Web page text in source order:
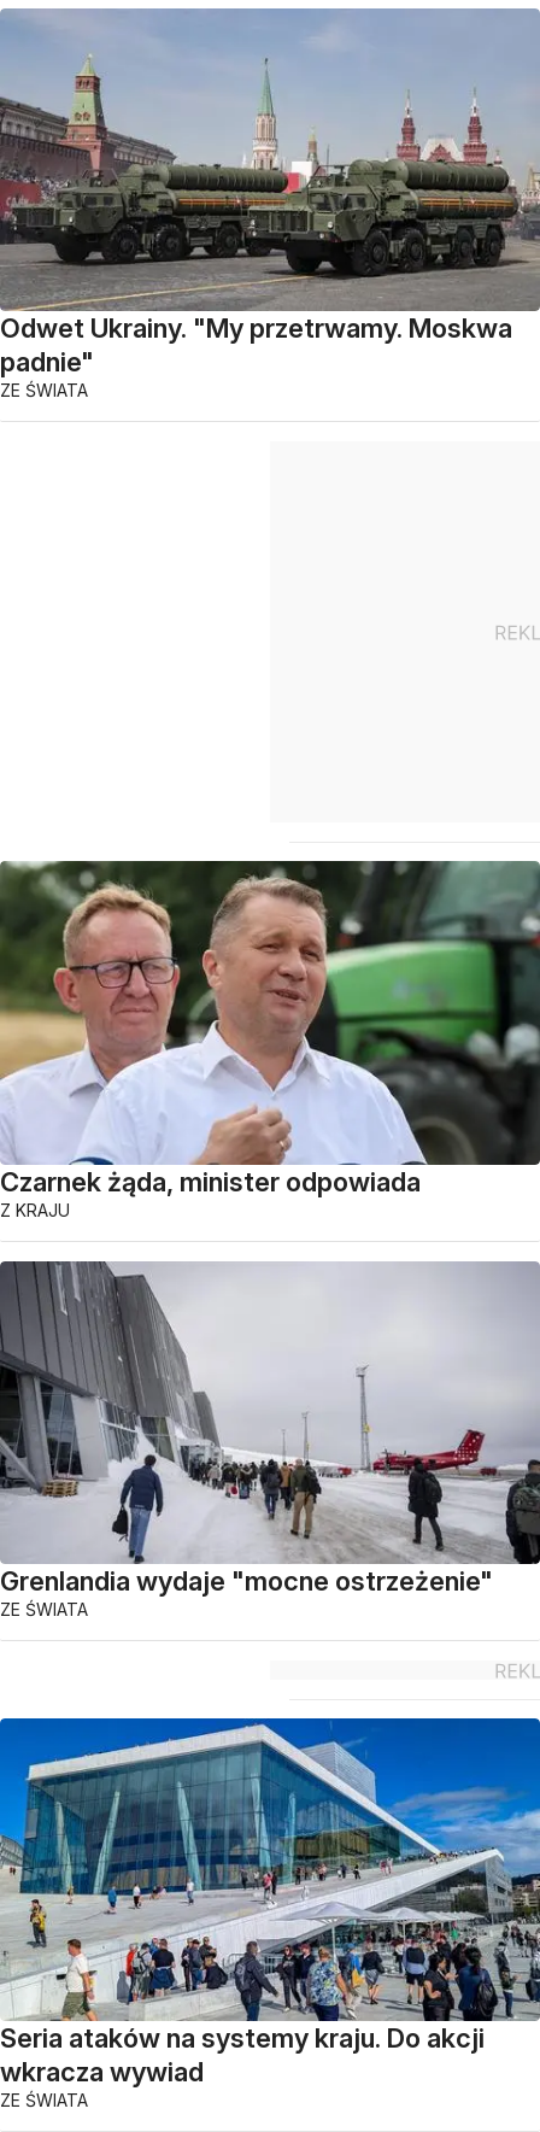
Odwet Ukrainy. "My przetrwamy. Moskwa
padnie"
ZE ŚWIATA
Czarnek żąda, minister odpowiada
Z KRAJU
Grenlandia wydaje "mocne ostrzeżenie"
ZE ŚWIATA
Seria ataków na systemy kraju. Do akcji
wkracza wywiad
ZE ŚWIATA